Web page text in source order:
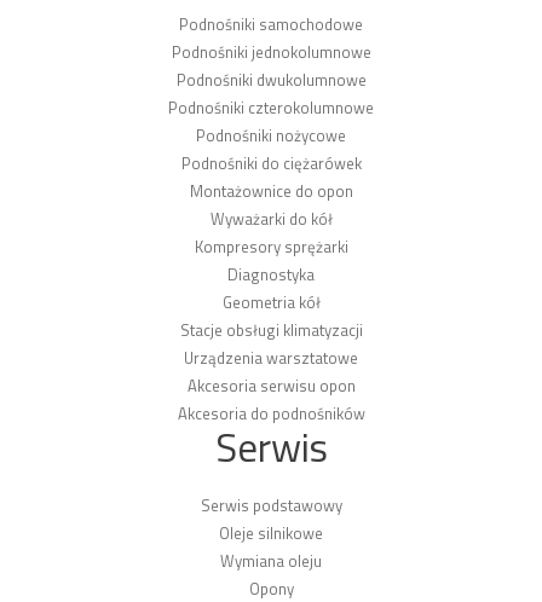
Podnośniki samochodowe
Podnośniki jednokolumnowe
Podnośniki dwukolumnowe
Podnośniki czterokolumnowe
Podnośniki nożycowe
Podnośniki do ciężarówek
Montażownice do opon
Wyważarki do kół
Kompresory sprężarki
Diagnostyka
Geometria kół
Stacje obsługi klimatyzacji
Urządzenia warsztatowe
Akcesoria serwisu opon
Akcesoria do podnośników
Serwis
Serwis podstawowy
Oleje silnikowe
Wymiana oleju
Opony